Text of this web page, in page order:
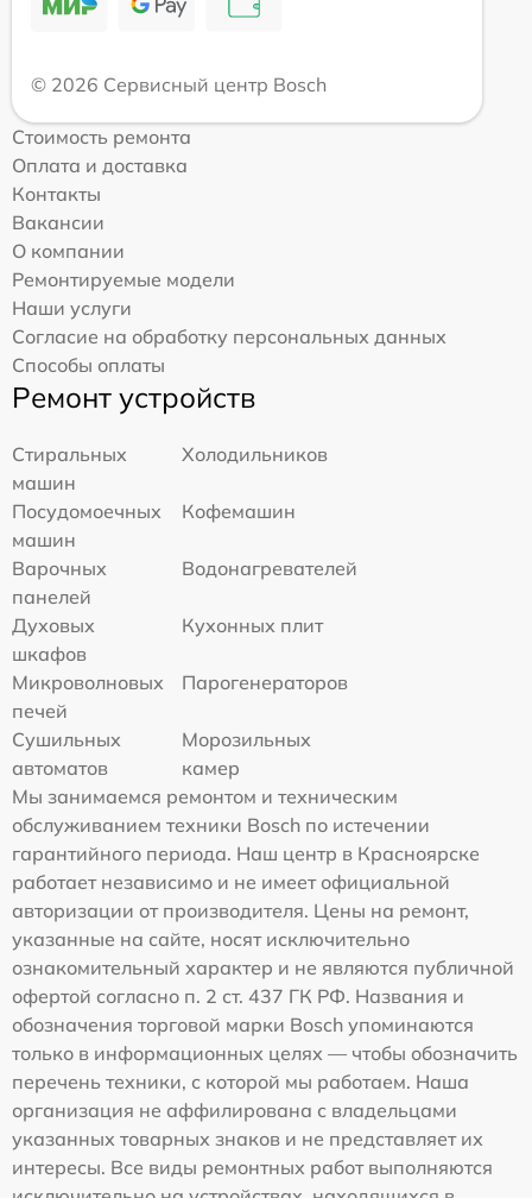
© 2026 Сервисный центр Bosch
Стоимость ремонта
Оплата и доставка
Контакты
Вакансии
О компании
Ремонтируемые модели
Наши услуги
Согласие на обработку персональных данных
Способы оплаты
Ремонт устройств
Стиральных
машин
Холодильников
Посудомоечных
машин
Кофемашин
Варочных
панелей
Водонагревателей
Духовых
шкафов
Кухонных плит
Микроволновых
печей
Парогенераторов
Сушильных
автоматов
Морозильных
камер
Мы занимаемся ремонтом и техническим
обслуживанием техники Bosch по истечении
гарантийного периода. Наш центр в Красноярске
работает независимо и не имеет официальной
авторизации от производителя. Цены на ремонт,
указанные на сайте, носят исключительно
ознакомительный характер и не являются публичной
офертой согласно п. 2 ст. 437 ГК РФ. Названия и
обозначения торговой марки Bosch упоминаются
только в информационных целях — чтобы обозначить
перечень техники, с которой мы работаем. Наша
организация не аффилирована с владельцами
указанных товарных знаков и не представляет их
интересы. Все виды ремонтных работ выполняются